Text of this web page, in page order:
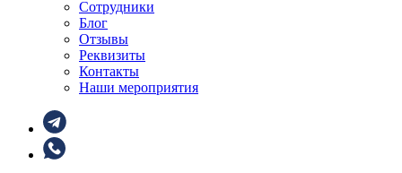
Сотрудники
Блог
Отзывы
Реквизиты
Контакты
Наши мероприятия